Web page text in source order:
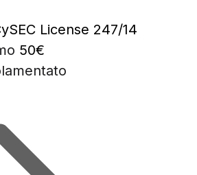
License 247/14
50€